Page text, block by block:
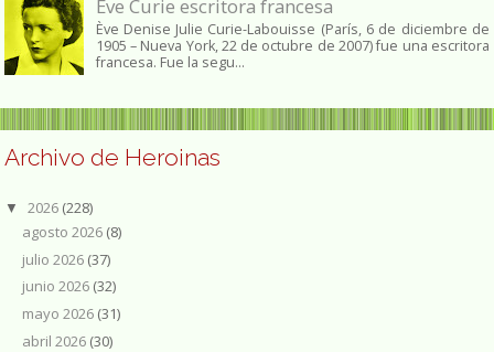
Ève Curie escritora francesa
Ève Denise Julie Curie-Labouisse (París, 6 de diciembre de
1905 – Nueva York, 22 de octubre de 2007) fue una escritora
francesa. Fue la segu...
Archivo de Heroinas
▼ 2026 (228)
agosto 2026 (8)
julio 2026 (37)
junio 2026 (32)
mayo 2026 (31)
abril 2026 (30)